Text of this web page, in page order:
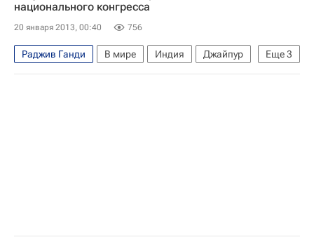
Вторая мировая война (1939-1945)
национального конгресса
20 января 2013, 00:40 756
Еще3
Раджив Ганди В мире Индия
Джайпур
Азия
Весь мир Индира Ганди